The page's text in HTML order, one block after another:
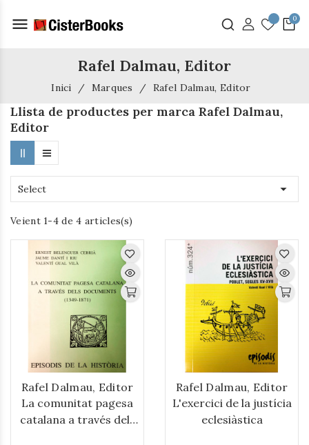
menu
Rafel Dalmau, Editor
Inici Marques Rafel Dalmau, Editor
Llista de productes per marca Rafel Dalmau,
Editor
Select 
Veient 1-4 de 4 articles(s)
Rafel Dalmau, Editor
La comunitat pagesa
catalana a través dels
Rafel Dalmau, Editor
L'exercici de la justícia
eclesiàstica